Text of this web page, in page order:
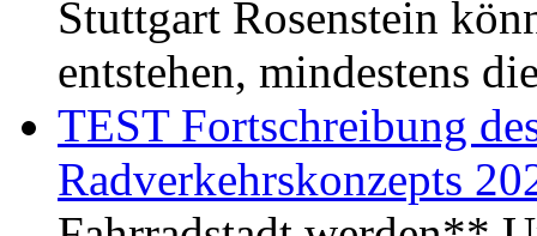
Stuttgart Rosenstein
entstehen, mindestens
TEST Fortschreibung
Radverkehrskonzepts